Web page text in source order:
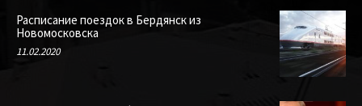
Расписание поездок в Бердянск из
Новомосковска
11.02.2020